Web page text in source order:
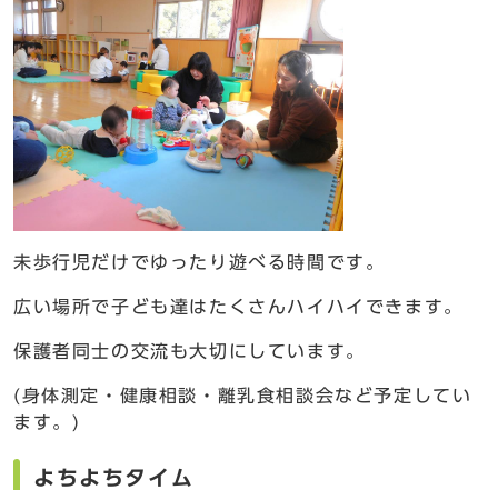
未歩行児だけでゆったり遊べる時間です。
広い場所で子ども達はたくさんハイハイできます。
保護者同士の交流も大切にしています。
(身体測定・健康相談・離乳食相談会など予定してい
ます。)
よちよちタイム